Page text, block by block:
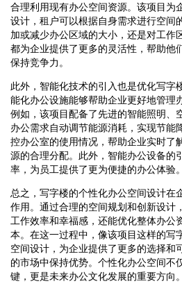
合理利用现有办公空间资源。该项目为
设计，租户可以根据自身需求进行空间
加或减少办公区域的大小，还是对工作
都为企业提供了更多的灵活性，帮助他
保持竞争力。
此外，智能化技术的引入也是优化写字
能化办公设施能够帮助企业更好地管理
例如，该项目配备了先进的智能照明、
办公需求自动调节能源消耗，实现节能
控办公室的使用情况，帮助企业实时了
源的合理分配。此外，智能办公设备的
率，为员工提供了更为便捷的办公体验。
总之，写字楼的个性化办公空间设计在
作用。通过合理的空间规划和创新设计
工作效率和幸福感，还能优化整体办公
本。在这一过程中，像该项目这样的写
空间设计，为企业提供了更多的选择和
的市场中保持优势。个性化办公空间不
键，更是未来办公文化发展的重要方向。